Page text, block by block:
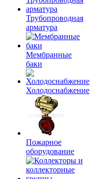
Трубопроводная
арматура
Мембранные
баки
Холодоснабжение
Пожарное
оборудование